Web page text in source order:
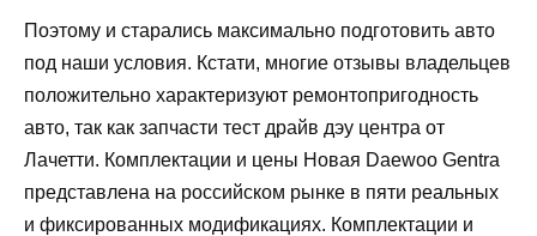
Поэтому и старались максимально подготовить авто
под наши условия. Кстати, многие отзывы владельцев
положительно характеризуют ремонтопригодность
авто, так как запчасти тест драйв дэу центра от
Лачетти. Комплектации и цены Новая Daewoo Gentra
представлена на российском рынке в пяти реальных
и фиксированных модификациях. Комплектации и